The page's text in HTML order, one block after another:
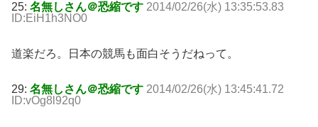
25: 名無しさん＠恐縮です 2014/02/26(水) 13:35:53.83
ID:EiH1h3NO0
道楽だろ。日本の競馬も面白そうだねって。
29: 名無しさん＠恐縮です 2014/02/26(水) 13:45:41.72
ID:vOg8l92q0